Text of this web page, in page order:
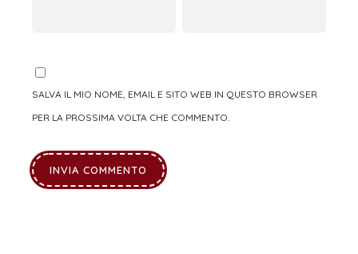
SALVA IL MIO NOME, EMAIL E SITO WEB IN QUESTO BROWSER
PER LA PROSSIMA VOLTA CHE COMMENTO.